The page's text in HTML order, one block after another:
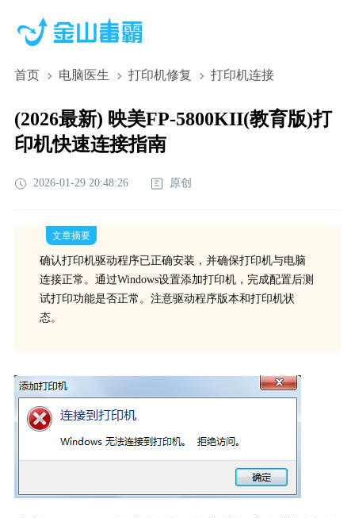
首页 电脑医生 打印机修复 打印机连接
(2026最新) 映美FP-5800KII(教育版)打
印机快速连接指南
2026-01-29 20:48:26 原创
文章摘要
确认打印机驱动程序已正确安装，并确保打印机与电脑
连接正常。通过Windows设置添加打印机，完成配置后测
试打印功能是否正常。注意驱动程序版本和打印机状
态。